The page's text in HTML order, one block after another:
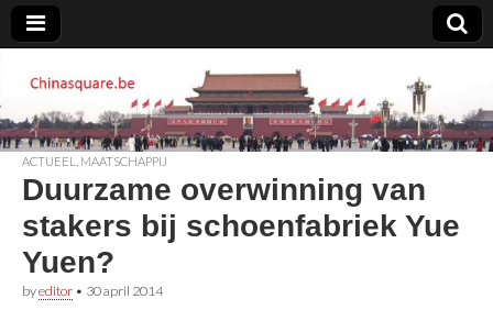
Chinasquare.be
ACTUEEL MAATSCHAPPIJ
Duurzame overwinning van
stakers bij schoenfabriek Yue
Yuen?
byeditor • 30 april 2014